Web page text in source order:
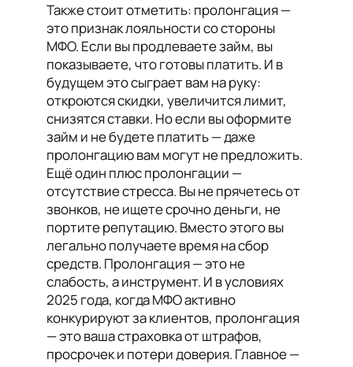
Также стоит отметить: пролонгация —
это признак лояльности со стороны
МФО. Если вы продлеваете займ, вы
показываете, что готовы платить. И в
будущем это сыграет вам на руку:
откроются скидки, увеличится лимит,
снизятся ставки. Но если вы оформите
займ и не будете платить — даже
пролонгацию вам могут не предложить.
Ещё один плюс пролонгации —
отсутствие стресса. Вы не прячетесь от
звонков, не ищете срочно деньги, не
портите репутацию. Вместо этого вы
легально получаете время на сбор
средств. Пролонгация — это не
слабость, а инструмент. И в условиях
2025 года, когда МФО активно
конкурируют за клиентов, пролонгация
— это ваша страховка от штрафов,
просрочек и потери доверия. Главное —